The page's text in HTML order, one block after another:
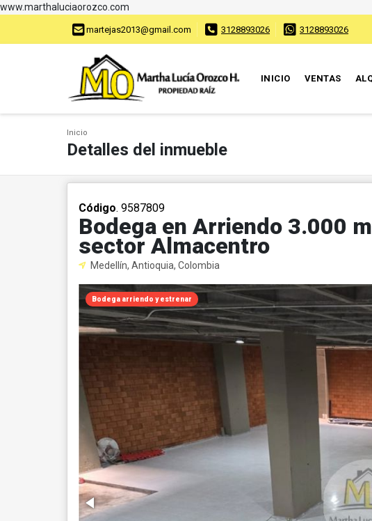
www.marthaluciaorozco.com
martejas2013@gmail.com 3128893026 3128893026
INICIO VENTAS
Inicio
Detalles del inmueble
Código. 9587809
Bodega en Arriendo 3.000
sector Almacentro
Medellín, Antioquia, Colombia
Bodega arriendo y estrenar